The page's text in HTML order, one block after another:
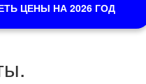
ЦЕНЫ НА 2026 ГОД